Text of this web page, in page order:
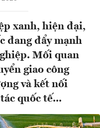
xanh, hiện đại,
đang đẩy mạnh
Mối quan
giao công
và kết nối
quốc tế...